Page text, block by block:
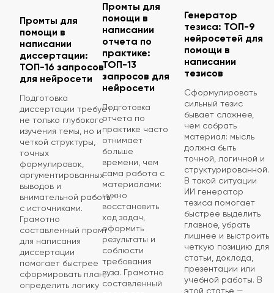
Промты для
помощи в
написании
диссертации:
ТОП-16 запросов
для нейросети
Подготовка
диссертации требует
не только глубокого
изучения темы, но и
четкой структуры,
точных
формулировок,
аргументированных
выводов и
внимательной работы
с источниками.
Грамотно
составленный промт
для написания
диссертации
помогает быстрее
сформировать план,
определить логику
Промты для
помощи в
написании
отчета по
практике:
ТОП-13
запросов для
нейросети
Подготовка
отчета по
практике часто
отнимает
больше
времени, чем
сама работа с
материалами:
нужно
восстановить
ход задач,
оформить
результаты и
соблюсти
требования
вуза. Грамотно
составленный
Генератор
тезиса: ТОП-9
нейросетей для
помощи в
написании
тезисов
Сформулировать
сильный тезис
бывает сложнее,
чем собрать
материал: мысль
должна быть
точной, логичной и
структурированной.
В такой ситуации
ИИ генератор
тезиса помогает
быстрее выделить
главное, убрать
лишнее и выстроить
четкую позицию для
статьи, доклада,
презентации или
учебной работы. В
этой статье —